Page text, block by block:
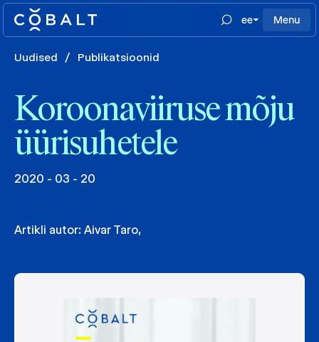
ee Menu
Uudised / Publikatsioonid
Koroonaviiruse mõju
üürisuhetele
2020 - 03 - 20
Artikli autor: Aivar Taro,